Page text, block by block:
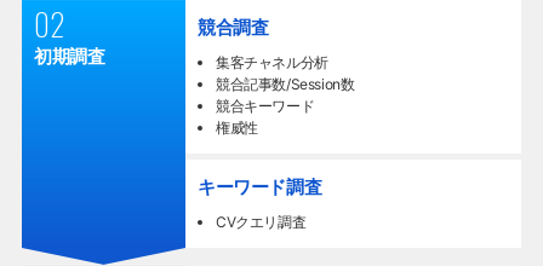
02
初期調査
競合調査
集客チャネル分析
競合記事数/Session数
競合キーワード
権威性
キーワード調査
CVクエリ調査